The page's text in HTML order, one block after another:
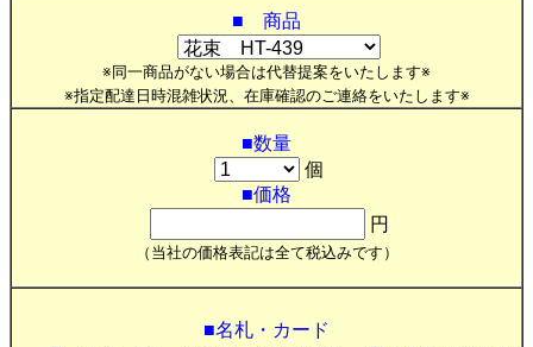
■ 商品
※同一商品がない場合は代替提案をいたします※
※指定配達日時混雑状況、在庫確認のご連絡をいたします※
■数量
個
■価格
円
（当社の価格表記は全て税込みです）
■名札・カード